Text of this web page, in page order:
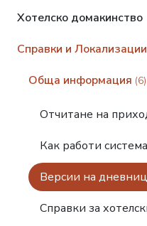
Хотелско домакинство
Справки и Локализации
Обща информация (6)